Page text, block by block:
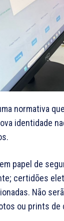
normativa
identidade
papel de
certidões
Não
ou prints